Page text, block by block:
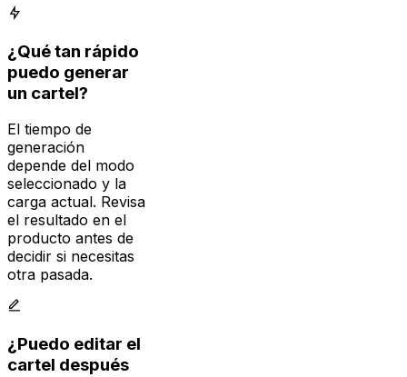
¿Qué tan rápido
puedo generar
un cartel?
El tiempo de
depende del modo
seleccionado y la
carga actual. Revisa
el resultado en el
producto antes de
decidir si necesitas
otra pasada.
¿Puedo editar el
cartel después
de generarlo?